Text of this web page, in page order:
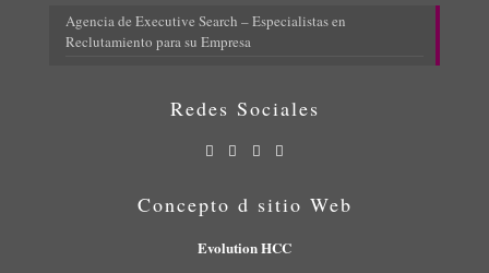
Agencia de Executive Search – Especialistas en
Reclutamiento para su Empresa
Redes Sociales
Concepto d sitio Web
Evolution HCC